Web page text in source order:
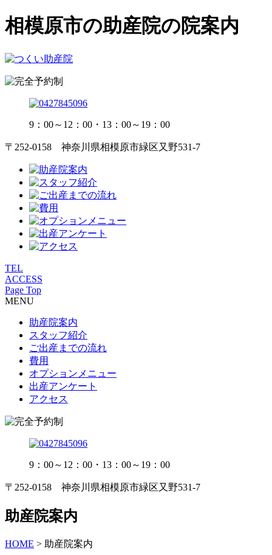
相模原市の助産院の院案内
9：00～12：00・13：00～19：00
〒252-0158 神奈川県相模原市緑区又野531-7
TEL
ACCESS
Page Top
MENU
助産院案内
スタッフ紹介
ご出産までの流れ
費用
オプションメニュー
出産アンケート
アクセス
9：00～12：00・13：00～19：00
〒252-0158 神奈川県相模原市緑区又野531-7
助産院案内
HOME > 助産院案内